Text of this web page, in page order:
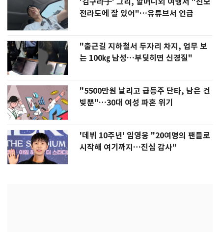
전라도에 잘 있어"…유튜브서 언급
"출근길 지하철서 두자리 차지, 업무 보
는 100㎏ 남성…부딪히면 신경질"
"5500만원 날리고 급등주 단타, 남은 건
빚뿐"…30대 여성 파혼 위기
'데뷔 10주년' 임영웅 "20여명의 팬들로
시작해 여기까지…진심 감사"